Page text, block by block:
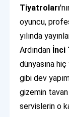
Tiyatroları
oyuncu,
yılında
Ardından İnci
dünyasına
gibi dev
gizemin
servislerin o